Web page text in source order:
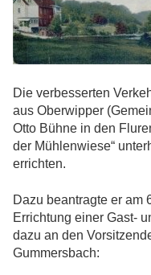
Die verbesserten
aus Oberwipper
Otto Bühne in den
der Mühlenwiese“
errichten.
Dazu beantragte er am
Errichtung einer Gast-
dazu an den
Gummersbach: